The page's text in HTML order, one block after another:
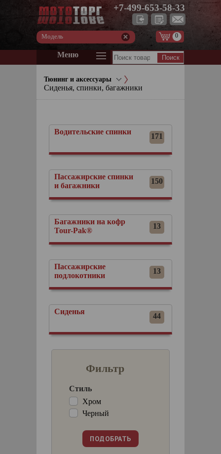
+7-499-653-58-33
Модель 0
Меню
Тюнинг и аксессуары
Сиденья, спинки, багажники
Водительские спинки
171
Пассажирские спинки
и багажники
150
Багажники на кофр
Tour-Pak®
13
Пассажирские
подлокотники
13
Сиденья
44
Фильтр
Стиль
Хром
Черный